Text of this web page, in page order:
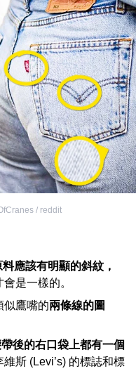
/ reddit
應該有明顯的斜紋，
是一樣的。
似鷹嘴的兩條線的圖
後的右口袋上都有一個
斯 (Levi’s) 的標誌和標